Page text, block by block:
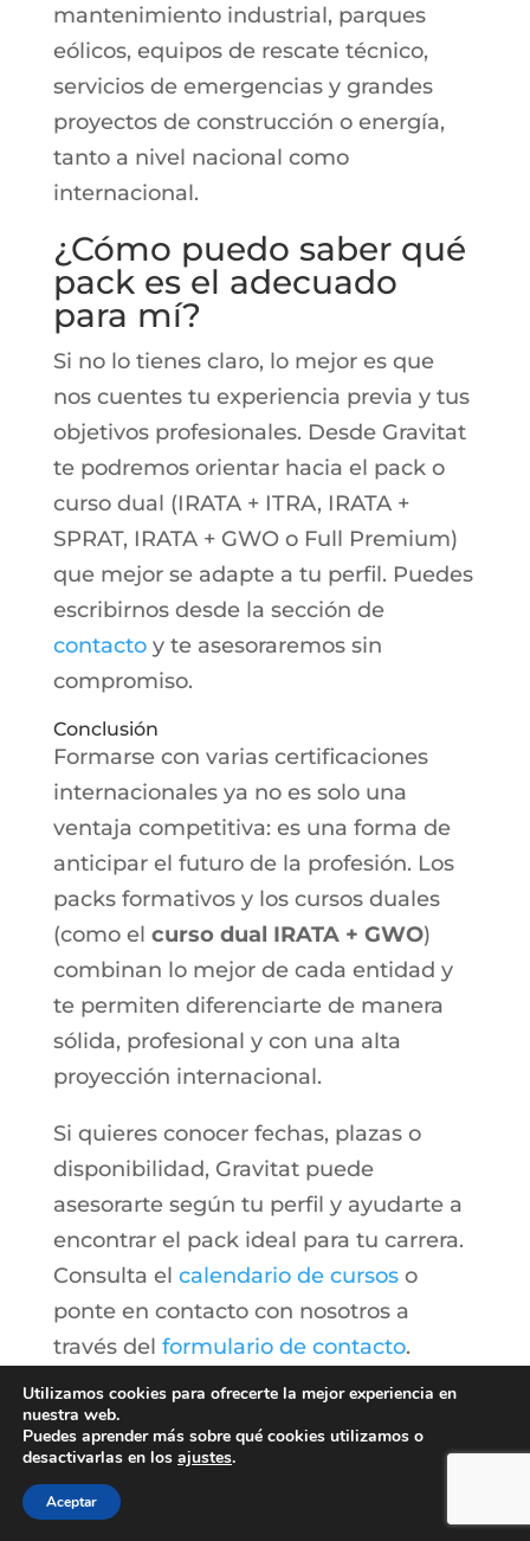
mantenimiento industrial, parques
eólicos, equipos de rescate técnico,
servicios de emergencias y grandes
proyectos de construcción o energía,
tanto a nivel nacional como
internacional.
¿Cómo puedo saber qué
pack es el adecuado
para mí?
Si no lo tienes claro, lo mejor es que
nos cuentes tu experiencia previa y tus
objetivos profesionales. Desde Gravitat
te podremos orientar hacia el pack o
curso dual (IRATA + ITRA, IRATA +
SPRAT, IRATA + GWO o Full Premium)
que mejor se adapte a tu perfil. Puedes
escribirnos desde la sección de
contactoy te asesoraremos sin
compromiso.
Conclusión
Formarse con varias certificaciones
internacionales ya no es solo una
ventaja competitiva: es una forma de
anticipar el futuro de la profesión. Los
packs formativos y los cursos duales
(como el curso dual IRATA + GWO)
combinan lo mejor de cada entidad y
te permiten diferenciarte de manera
sólida, profesional y con una alta
proyección internacional.
Si quieres conocer fechas, plazas o
disponibilidad, Gravitat puede
asesorarte según tu perfil y ayudarte a
encontrar el pack ideal para tu carrera.
Consulta el calendario de cursoso
ponte en contacto con nosotros a
través del formulario de contacto.
Facebook
Utilizamos cookies para ofrecerte la mejor experiencia en
nuestra web.
Puedes aprender más sobre qué cookies utilizamos o
desactivarlas en los ajustes.
Aceptar